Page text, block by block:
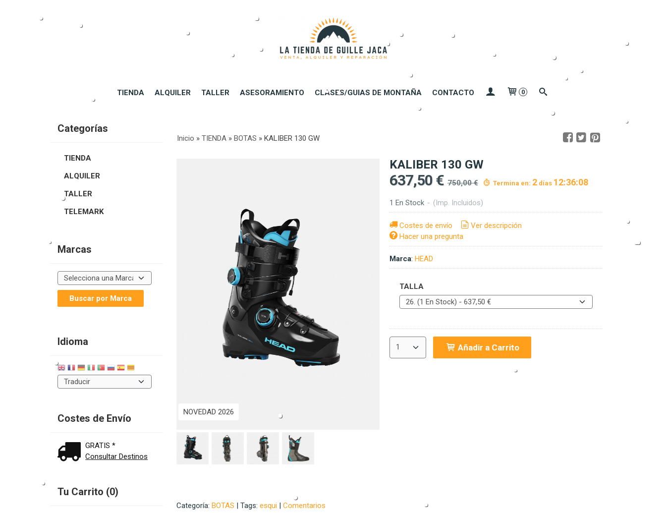
TIENDA ALQUILER TALLER ASESORAMIENTO CLASES/GUIAS DE MONTAÑA CONTACTO 0
Categorías
TIENDA
ALQUILER
TALLER
TELEMARK
Marcas
Idioma
Costes de Envío
GRATIS *
Consultar Destinos
Tu Carrito (0)
Inicio » TIENDA» BOTAS » KALIBER 130 GW
NOVEDAD 2026
KALIBER 130 GW
637,50 € 750,00 € Termina en: 2 días 12:36:07
1 En Stock - (Imp. Incluidos)
Costes de envío
Ver descripción
Hacer una pregunta
Marca: HEAD
TALLA
Añadir a Carrito
Categoría: BOTAS | Tags: esqui | Comentarios